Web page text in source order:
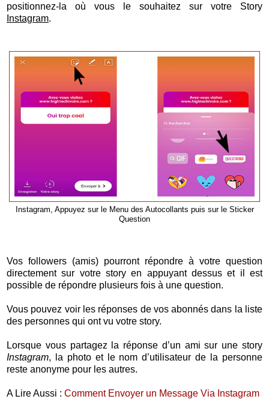
positionnez-la où vous le souhaitez sur votre Story
Instagram.
Instagram, Appuyez sur le Menu des Autocollants puis sur le Sticker
Question
Vos followers (amis) pourront répondre à votre question
directement sur votre story en appuyant dessus et il est
possible de répondre plusieurs fois à une question.
Vous pouvez voir les réponses de vos abonnés dans la liste
des personnes qui ont vu votre story.
Lorsque vous partagez la réponse d’un ami sur une story
Instagram, la photo et le nom d’utilisateur de la personne
reste anonyme pour les autres.
A Lire Aussi : Comment Envoyer un Message Via Instagram